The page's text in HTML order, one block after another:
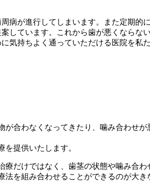
が進行してしまいます。また定期的
ています。これから歯が悪くならな
気持ちよく通っていただける医院を私
合わなくなってきたり、噛み合わせ
提供いたします。
だけではなく、歯茎の状態や噛み合
を組み合わせることができるのが大き